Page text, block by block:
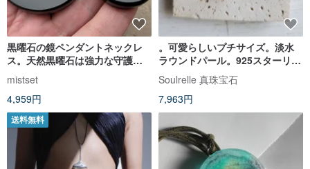
黒曜石の鏡ペンダントネックレ
ス。天然黒曜石は強力な守護
ネガティブなエネルギーを反射
します。
mistset
4,959円
。可愛らしいプチサイズ。淡水
ラウンドパール。925スターリン
グシルバーネックレス。天然ミ
ラーミルクホワイト8.1mm。
Soulrelle 真珠宝石
7,963円
送料無料